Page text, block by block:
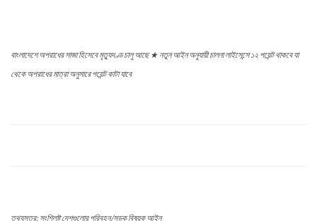
বাংলাদেশে অপরাধের সাজা হিসেবে মৃত্যুদণ্ড চালু আছে ★ নতুন আইন অনুযায়ী চালনা লাইসেন্সে ১২ পয়েন্ট থাকবে যা
থেকে অপরাধের মাত্রা অনুসারে পয়েন্ট কাটা যাবে
তথ্যসূত্র: সংশ্লিষ্ট দেশগুলোর পরিবহন/সড়ক বিষয়ক আইন